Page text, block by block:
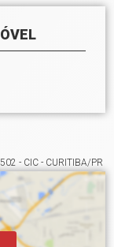
- CIC - CURITIBA/PR